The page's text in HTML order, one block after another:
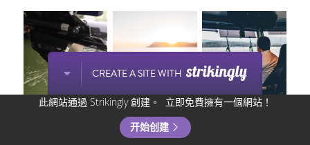
小心水中障礙
買船的選擇
2021年7月9日
遊艇駕駛執照
CREATE A SITE WITH
此網站通過 Strikingly 創建。 立即免費擁有一個網站！
开始创建